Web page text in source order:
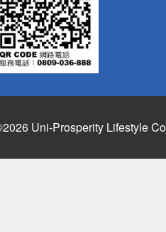
Uni-Prosperity Lifestyle